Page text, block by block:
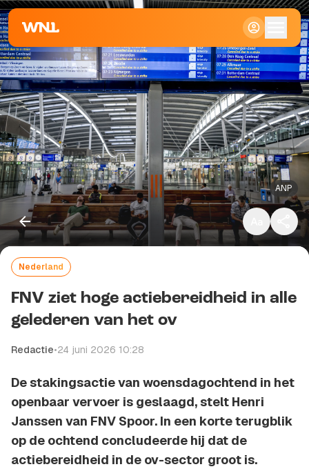
ANP
Klein
Standaard
Groot
Nederland
FNV ziet hoge actiebereidheid in alle
gelederen van het ov
Redactie•24 juni 2026 10:28
De stakingsactie van woensdagochtend in het
openbaar vervoer is geslaagd, stelt Henri
Janssen van FNV Spoor. In een korte terugblik
op de ochtend concludeerde hij dat de
actiebereidheid in de ov-sector groot is.